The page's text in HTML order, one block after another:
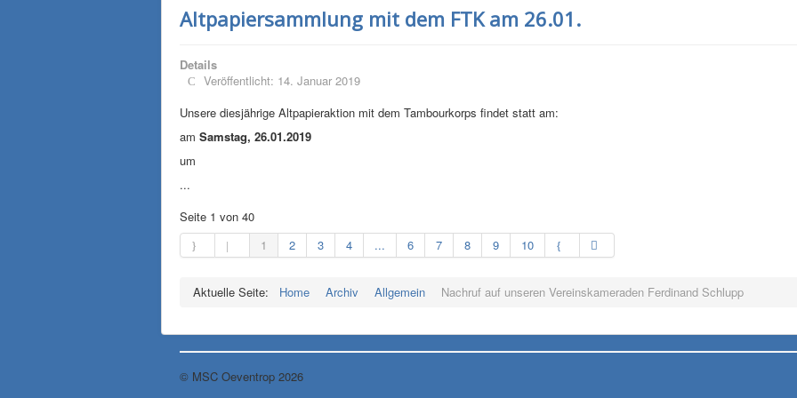
Altpapiersammlung mit dem FTK am 26.01.
Details
Veröffentlicht: 14. Januar 2019
Unsere diesjährige Altpapieraktion mit dem Tambourkorps findet statt am:
am Samstag, 26.01.2019
um
...
Seite 1 von 40
1
2 3 4 ... 6 7 8 9 10
Aktuelle Seite: Home Archiv Allgemein Nachruf auf unseren Vereinskameraden Ferdinand Schlupp
© MSC Oeventrop 2026